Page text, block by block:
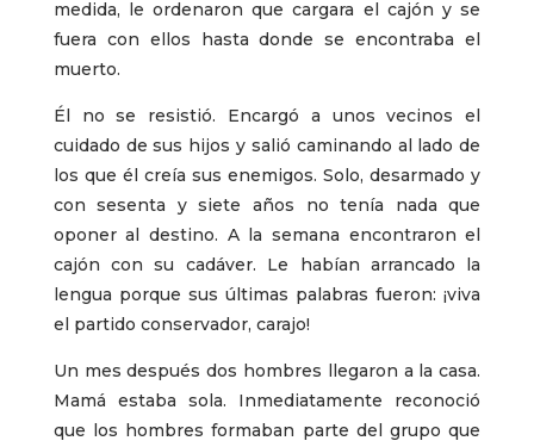
medida, le ordenaron que cargara el cajón y se
fuera con ellos hasta donde se encontraba el
muerto.
Él no se resistió. Encargó a unos vecinos el
cuidado de sus hijos y salió caminando al lado de
los que él creía sus enemigos. Solo, desarmado y
con sesenta y siete años no tenía nada que
oponer al destino. A la semana encontraron el
cajón con su cadáver. Le habían arrancado la
lengua porque sus últimas palabras fueron: ¡viva
el partido conservador, carajo!
Un mes después dos hombres llegaron a la casa.
Mamá estaba sola. Inmediatamente reconoció
que los hombres formaban parte del grupo que